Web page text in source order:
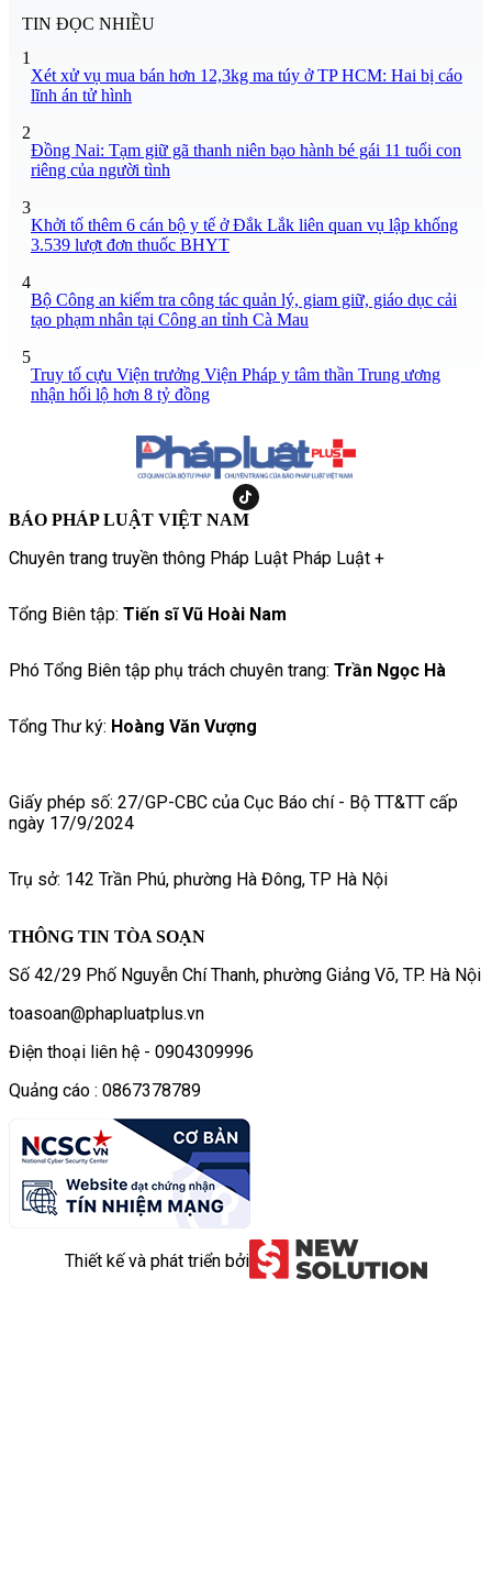
TIN ĐỌC NHIỀU
1
Xét xử vụ mua bán hơn 12,3kg ma túy ở TP HCM: Hai bị cáo
lĩnh án tử hình
2
Đồng Nai: Tạm giữ gã thanh niên bạo hành bé gái 11 tuổi con
riêng của người tình
3
Khởi tố thêm 6 cán bộ y tế ở Đắk Lắk liên quan vụ lập khống
3.539 lượt đơn thuốc BHYT
4
Bộ Công an kiểm tra công tác quản lý, giam giữ, giáo dục cải
tạo phạm nhân tại Công an tỉnh Cà Mau
5
Truy tố cựu Viện trưởng Viện Pháp y tâm thần Trung ương
nhận hối lộ hơn 8 tỷ đồng
BÁO PHÁP LUẬT VIỆT NAM
Chuyên trang truyền thông Pháp Luật Pháp Luật +
Tổng Biên tập: Tiến sĩ Vũ Hoài Nam
Phó Tổng Biên tập phụ trách chuyên trang: Trần Ngọc Hà
Tổng Thư ký: Hoàng Văn Vượng
Giấy phép số: 27/GP-CBC của Cục Báo chí - Bộ TT&TT cấp
ngày 17/9/2024
Trụ sở: 142 Trần Phú, phường Hà Đông, TP Hà Nội
THÔNG TIN TÒA SOẠN
Số 42/29 Phố Nguyễn Chí Thanh, phường Giảng Võ, TP. Hà Nội
toasoan@phapluatplus.vn
Điện thoại liên hệ - 0904309996
Quảng cáo : 0867378789
Thiết kế và phát triển bởi